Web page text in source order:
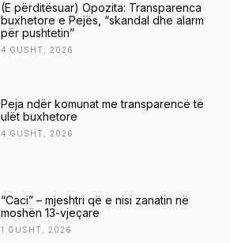
(E përditësuar) Opozita: Transparenca
buxhetore e Pejës, “skandal dhe alarm
për pushtetin”
4 GUSHT, 2026
Peja ndër komunat me transparencë të
ulët buxhetore
4 GUSHT, 2026
“Caci” – mjeshtri që e nisi zanatin në
moshën 13-vjeçare
1 GUSHT, 2026